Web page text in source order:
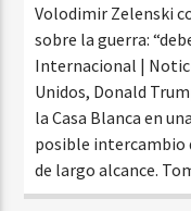
Volodimir Zelenski
sobre la guerra:
Internacional |
Unidos, Donald
la Casa Blanca en
posible intercambio
de largo alcance.